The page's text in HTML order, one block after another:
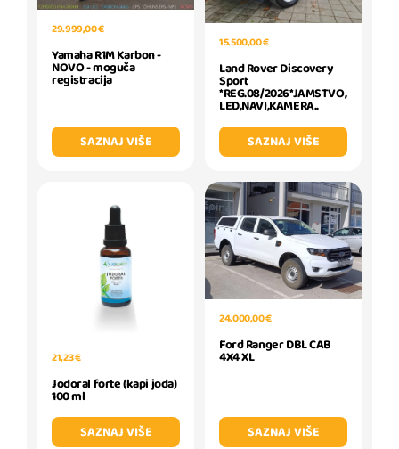
29.999,00 €
Yamaha R1M Karbon -
NOVO - moguča
registracija
SAZNAJ VIŠE
15.500,00 €
Land Rover Discovery
Sport
*REG.08/2026*JAMSTVO,
LED,NAVI,KAMERA..
SAZNAJ VIŠE
21,23 €
Jodoral forte (kapi joda)
100 ml
SAZNAJ VIŠE
24.000,00 €
Ford Ranger DBL CAB
4X4 XL
SAZNAJ VIŠE